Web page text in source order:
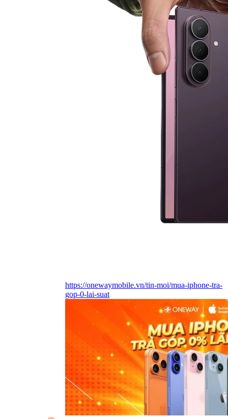
https://onewaymobile.vn/tin-moi/mua-iphone-tra-
gop-0-lai-suat